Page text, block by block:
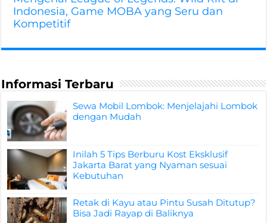
Indonesia, Game MOBA yang Seru dan
Kompetitif
Informasi Terbaru
Sewa Mobil Lombok: Menjelajahi Lombok
dengan Mudah
Inilah 5 Tips Berburu Kost Eksklusif
Jakarta Barat yang Nyaman sesuai
Kebutuhan
Retak di Kayu atau Pintu Susah Ditutup?
Bisa Jadi Rayap di Baliknya